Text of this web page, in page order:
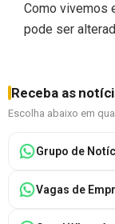
Como vivemos
pode ser
Receba as
Escolha abaixo em
Grupo de
Vagas de